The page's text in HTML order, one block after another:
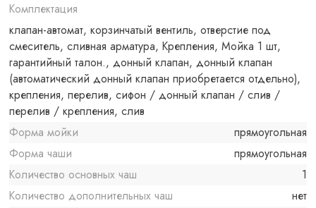
Комплектация
клапан-автомат, корзинчатый вентиль, отверстие под
смеситель, сливная арматура, Крепления, Мойка 1 шт,
гарантийный талон., донный клапан, донный клапан
(автоматический донный клапан приобретается отдельно),
крепления, перелив, сифон / донный клапан / слив /
перелив / крепления, слив
Форма мойки
прямоугольная
Форма чаши
прямоугольная
Количество основных чаш
1
Количество дополнительных чаш
нет